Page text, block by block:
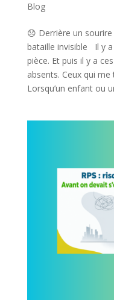
Blog
😞 Derrière un
bataille invisible Il y
pièce. Et puis il y a
absents. Ceux qui
Lorsqu’un enfant ou